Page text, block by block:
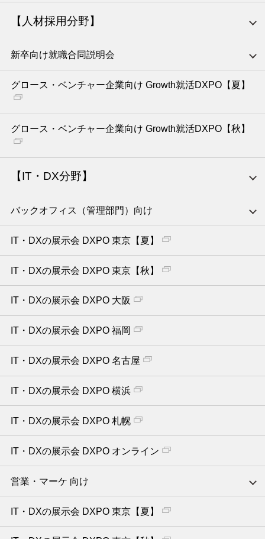
【人材採用分野】
新卒向け就職合同説明会
グロース・ベンチャー企業向け Growth就活DXPO【夏】
グロース・ベンチャー企業向け Growth就活DXPO【秋】
【IT・DX分野】
バックオフィス（管理部門）向け
IT・DXの展示会 DXPO 東京【夏】
IT・DXの展示会 DXPO 東京【秋】
IT・DXの展示会 DXPO 大阪
IT・DXの展示会 DXPO 福岡
IT・DXの展示会 DXPO 名古屋
IT・DXの展示会 DXPO 横浜
IT・DXの展示会 DXPO 札幌
IT・DXの展示会 DXPO オンライン
営業・マーケ 向け
IT・DXの展示会 DXPO 東京【夏】